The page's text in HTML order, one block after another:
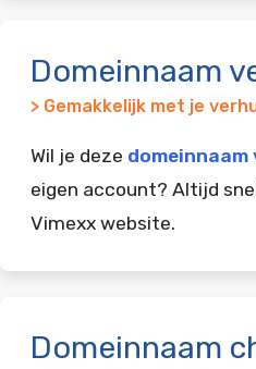
Domeinnaam
> Gemakkelijk met je
Wil je deze domeinnaam
eigen account? Altijd
Vimexx website.
Domeinnaam